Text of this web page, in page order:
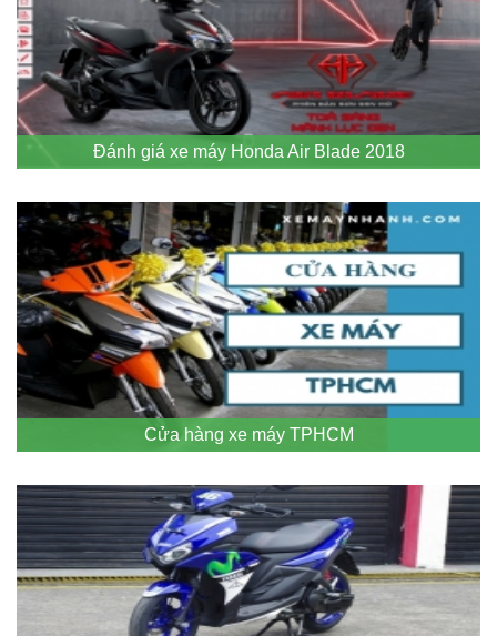
Đánh giá xe máy Honda Air Blade 2018
Cửa hàng xe máy TPHCM